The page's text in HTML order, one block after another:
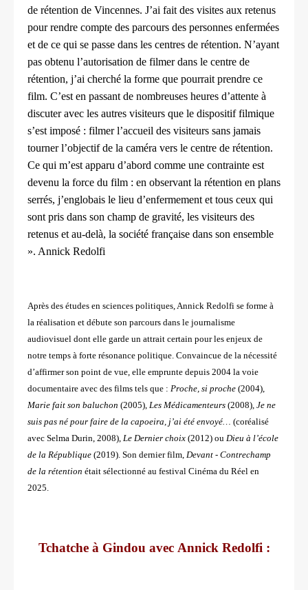
de rétention de Vincennes. J’ai fait des visites aux retenus
pour rendre compte des parcours des personnes enfermées
et de ce qui se passe dans les centres de rétention. N’ayant
pas obtenu l’autorisation de filmer dans le centre de
rétention, j’ai cherché la forme que pourrait prendre ce
film. C’est en passant de nombreuses heures d’attente à
discuter avec les autres visiteurs que le dispositif filmique
s’est imposé : filmerl’accueil des visiteurs sans jamais
tourner l’objectif de la caméra vers le centre de rétention.
Ce qui m’est apparu d’abord comme une contrainte est
devenu la force du film : en observant la rétention en plans
serrés, j’englobais le lieu d’enfermement et tous ceux qui
sont pris dans son champ de gravité, les visiteurs des
retenus et au-delà, la société française dans son ensemble
». Annick Redolfi
Après des études en sciences politiques, Annick Redolfi se forme à
la réalisation et débute son parcours dans le journalisme
audiovisuel dont elle garde un attrait certain pour les enjeux de
notre temps à forte résonance politique. Convaincue de la nécessité
d’affirmer son point de vue, elle emprunte depuis 2004 la voie
documentaire avec des films tels que : Proche, si proche (2004),
Marie fait son baluchon (2005), Les Médicamenteurs (2008), Je ne
suis pas né pour faire de la capoeira, j’ai été envoyé… (coréalisé
avec Selma Durin, 2008), Le Dernier choix (2012) ou Dieu à l’école
de la République (2019). Son dernier film, Devant - Contrechamp
de la rétention était sélectionné au festival Cinéma du Réel en
2025.
Tchatche à Gindou avec Annick Redolfi :